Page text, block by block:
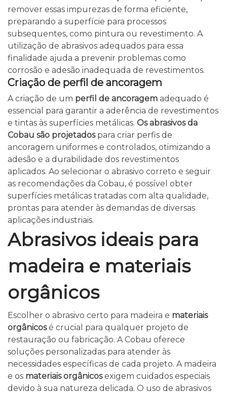
remover essas impurezas de forma eficiente,
preparando a superfície para processos
subsequentes, como pintura ou revestimento. A
utilização de abrasivos adequados para essa
finalidade ajuda a prevenir problemas como
corrosão e adesão inadequada de revestimentos.
Criação de perfil de ancoragem
A criação de um perfil de ancoragem adequado é
essencial para garantir a aderência de revestimentos
e tintas às superfícies metálicas. Os abrasivos da
Cobau são projetadospara criar perfis de
ancoragem uniformes e controlados, otimizando a
adesão e a durabilidade dos revestimentos
aplicados. Ao selecionar o abrasivo correto e seguir
as recomendações da Cobau, é possível obter
superfícies metálicas tratadas com alta qualidade,
prontas para atender às demandas de diversas
aplicações industriais.
Abrasivos ideais para
madeira e materiais
orgânicos
Escolher o abrasivo certo para madeira e materiais
orgânicosé crucial para qualquer projeto de
restauração ou fabricação. A Cobau oferece
soluções personalizadas para atender às
necessidades específicas de cada projeto. A madeira
e os materiais orgânicosexigem cuidados especiais
devido à sua natureza delicada. O uso de abrasivos